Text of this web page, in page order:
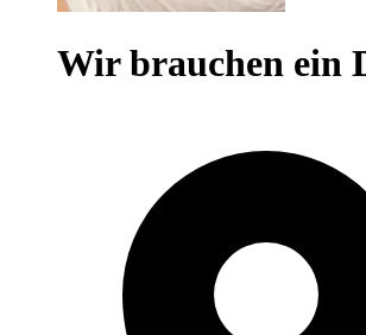
Wir brauchen ein